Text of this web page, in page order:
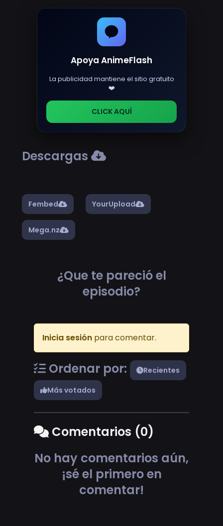
Apoya AnimeFlash
La publicidad mantiene el sitio gratuito
❤️
CLICK AQUÍ
Descargas
Fembed YourUpload
Mega.nz
¿Que te pareció el
episodio?
Inicia sesión para comentar.
Ordenar por:
Recientes
Más votados
Comentarios (0)
No hay comentarios aún,
¡sé el primero en
comentar!